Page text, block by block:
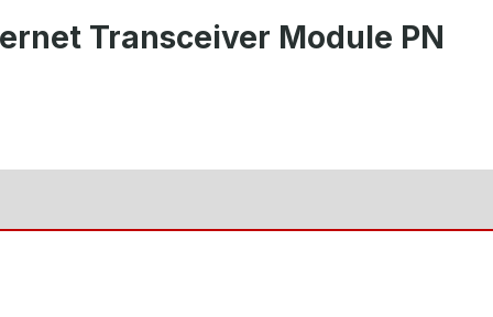
Transceiver Module PN